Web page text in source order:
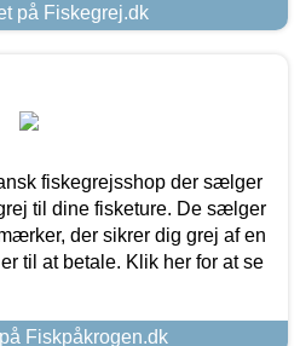
på Fiskegrej.dk
fiskegrejsshop der sælger
til dine fisketure. De sælger
der sikrer dig grej af en
til at betale. Klik her for at se
Fiskpåkrogen.dk